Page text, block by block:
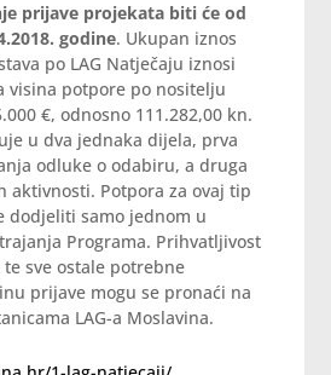
prijave projekata biti će od
godine. Ukupan iznos
po LAG Natječaju iznosi
visina potpore po nositelju
€, odnosno 111.282,00 kn.
u dva jednaka dijela, prva
odluke o odabiru, a druga
aktivnosti. Potpora za ovaj tip
dodjeliti samo jednom u
Programa. Prihvatljivost
sve ostale potrebne
prijave mogu se pronaći na
LAG-a Moslavina.